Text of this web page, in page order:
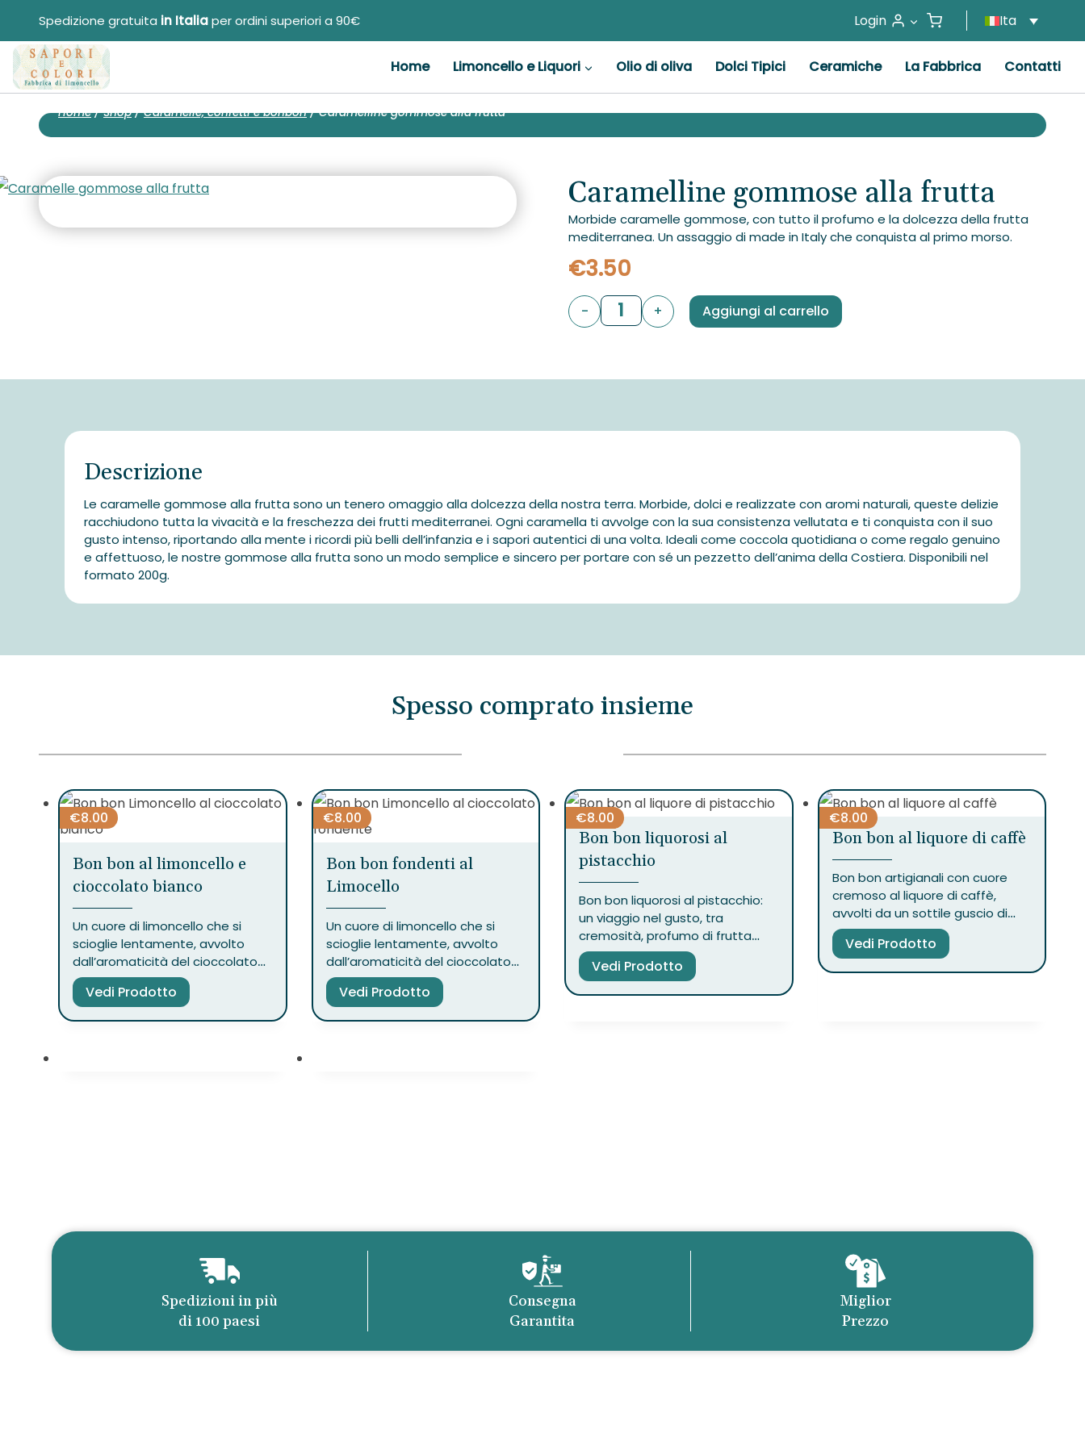
al
contenuto
Spedizione gratuita in Italiaper ordini superiori a 90€ Login Ita
Home Limoncello e Liquori Olio di oliva Dolci Tipici Ceramiche La Fabbrica Contatti
Home / Shop / Caramelle, confetti e bonbon / Caramelline gommose alla frutta
Caramelline gommose alla frutta
Morbide caramelle gommose, con tutto il profumo e la dolcezza della frutta
mediterranea. Un assaggio di made in Italy che conquista al primo morso.
€3.50
Caramelline
gommose
Aggiungi al carrello
Descrizione
Le caramelle gommose alla frutta sono un tenero omaggio alla dolcezza della nostra terra. Morbide, dolci e realizzate con aromi naturali, queste delizie
racchiudono tutta la vivacità e la freschezza dei frutti mediterranei. Ogni caramella ti avvolge con la sua consistenza vellutata e ti conquista con il suo
gusto intenso, riportando alla mente i ricordi più belli dell’infanzia e i sapori autentici di una volta. Ideali come coccola quotidiana o come regalo genuino
e affettuoso, le nostre gommose alla frutta sono un modo semplice e sincero per portare con sé un pezzetto dell’anima della Costiera. Disponibili nel
formato 200g.
Spesso comprato insieme
€8.00
Bon bon al limoncello e
cioccolato bianco
Un cuore di limoncello che si
scioglie lentamente, avvolto
dall’aromaticità del cioccolato
fondente. I bon bon al limoncello
sono piccoli gesti d’amore che
Vedi Prodotto
€8.00
Bon bon fondenti al
Limocello
Un cuore di limoncello che si
scioglie lentamente, avvolto
dall’aromaticità del cioccolato
fondente. I bon bon al limoncello
sono piccoli gesti d’amore che
Vedi Prodotto
€8.00
Bon bon liquorosi al
pistacchio
Bon bon liquorosi al pistacchio:
un viaggio nel gusto, tra
cremosità, profumo di frutta
secca e la rotondità avvolgente
del cioccolato.
Vedi Prodotto
€8.00
Bon bon al liquore di caffè
Bon bon artigianali con cuore
cremoso al liquore di caffè,
avvolti da un sottile guscio di
cioccolato. Un piccolo piacere
dal gusto deciso, ideale per gli
Vedi Prodotto
Spedizioni in più
di 100 paesi
Consegna
Garantita
Miglior
Prezzo